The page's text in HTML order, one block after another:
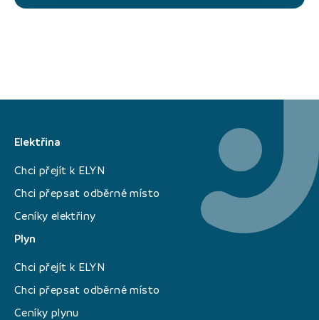
Elektřina
Chci přejít k ELYN
Chci přepsat odběrné místo
Ceníky elektřiny
Plyn
Chci přejít k ELYN
Chci přepsat odběrné místo
Ceníky plynu